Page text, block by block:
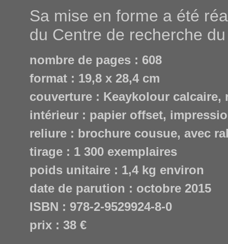
Sa mise en forme a été
du Centre de recherche
nombre de pages : 608
format : 19,8 x 28,4 cm
couverture : Keaykolour
intérieur : papier offset,
reliure : brochure cousue, avec
tirage : 1 300 exemplaires
poids unitaire : 1,4 kg environ
date de parution : octobre 2015
ISBN : 978-2-9529924-8-0
prix : 38 €